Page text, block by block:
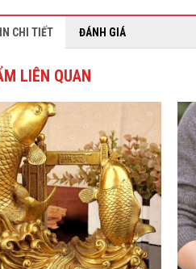
CHI TIẾT ĐÁNH GIÁ
LIÊN QUAN